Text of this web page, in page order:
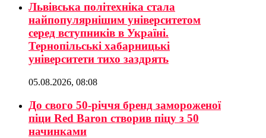
Львівська політехніка стала
найпопулярнішим університетом
серед вступників в Україні.
Тернопільські хабарницькі
університети тихо заздрять
05.08.2026, 08:08
До свого 50-річчя бренд замороженої
піци Red Baron створив піцу з 50
начинками